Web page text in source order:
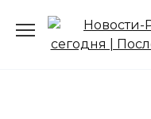
содержанию